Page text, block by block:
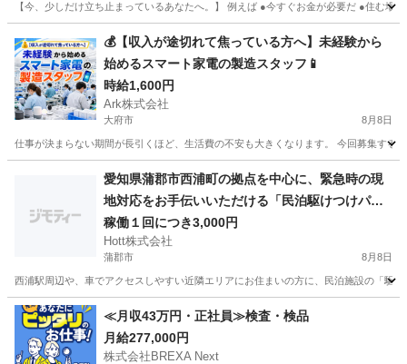
【今、少しだけ立ち止まっているあなたへ。】 例えば ●今すぐお金が必要だ ●住む
熱田神宮西駅 警備員 保証人
💰【収入が途切れて焦っている方へ】未経験から
始めるスマート家電の製造スタッフ📱
時給1,600円
Ark株式会社
大府市 8月8日
仕事が決まらない期間が長引くほど、生活費の不安も大きくなります。 今回募集す
工場 スタッフ
愛知県蒲郡市西浦町の拠点を中心に、緊急時の現
地対応をお手伝いいただける「民泊駆けつけパー
トナー」を募集します。 住宅宿泊事業法（民泊新
法）および蒲郡市の規定に伴い、苦情やトラブル
発生時に迅速に現地へ急行できる体制の構築を重
視しています。この行政の規定をクリアし、健全
な事業運営を継続するため、いざという時に車で
すぐに様子を見に行っていただける方を限定募集
します。 【ここがポイント！近隣エリアの方への
稼働１回につき3,000円
Hott株式会社
蒲郡市 8月8日
西浦駅周辺や、車でアクセスしやすい近隣エリアにお住まいの方に、民泊施設の「駆
愛知 蒲郡市 軽作業 近隣
≪月収43万円・正社員≫検査・検品
月給277,000円
株式会社BREXA Next